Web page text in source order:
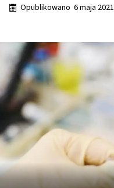
Opublikowano 6 maja 2021